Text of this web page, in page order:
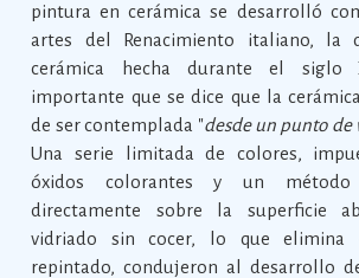
pintura en cerámica se desarrolló
artes del Renacimiento italiano, la
cerámica hecha durante el
importante que se dice que la
de ser contemplada "desde un punto de
Una serie limitada de colores,
óxidos colorantes y un
directamente sobre la superficie
vidriado sin cocer, lo que elimina
repintado, condujeron al desarrollo